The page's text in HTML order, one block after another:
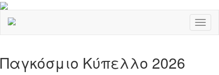
Παγκόσμιο Κύπελλο 2026